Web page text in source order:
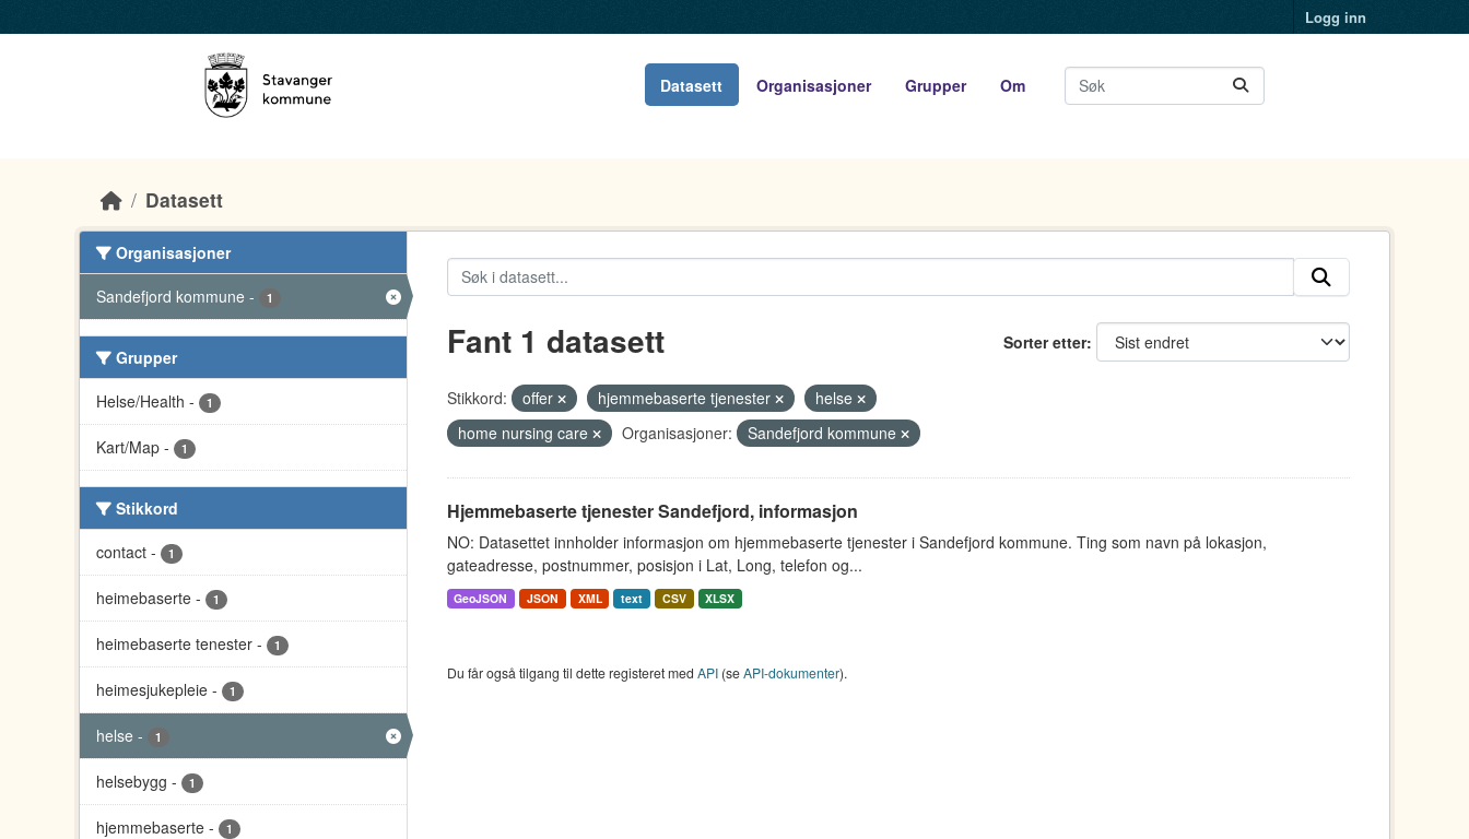
Logg inn
Datasett Organisasjoner Grupper Om
Datasett
Organisasjoner
Sandefjord kommune - 1
Grupper
Helse/Health - 1
Kart/Map - 1
Stikkord
contact - 1
heimebaserte - 1
heimebaserte tenester - 1
heimesjukepleie - 1
helse - 1
helsebygg - 1
hjemmebaserte - 1
Sorter etter
Fant 1 datasett
Stikkord: offer hjemmebaserte tjenester
helse
home nursing care
Organisasjoner: Sandefjord kommune
Hjemmebaserte tjenester Sandefjord, informasjon
NO: Datasettet innholder informasjon om hjemmebaserte tjenester i Sandefjord kommune. Ting som navn på lokasjon,
gateadresse, postnummer, posisjon i Lat, Long, telefon og...
GeoJSON JSON XML text CSV XLSX
Du får også tilgang til dette registeret med API(seAPI-dokumenter).